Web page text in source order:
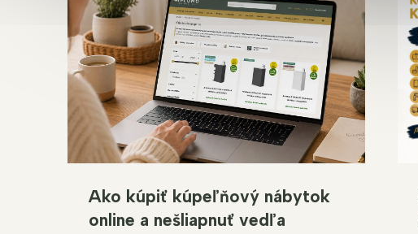
Ako kúpiť kúpeľňový nábytok
online a nešliapnuť vedľa